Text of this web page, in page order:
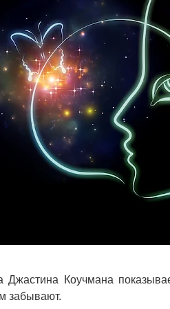
Джастина Коучмана
забывают.